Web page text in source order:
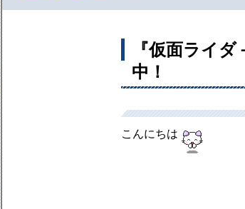
ロケ地検索
ロケ実績
ロケ支援
ロケ地募集中
宿泊施設・ロケ弁当
『仮面ライ
中！
こんにちは